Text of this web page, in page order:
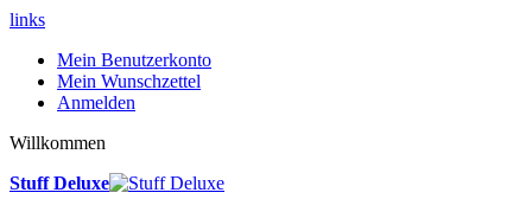
links
Mein Benutzerkonto
Mein Wunschzettel
Anmelden
Willkommen
Stuff Deluxe